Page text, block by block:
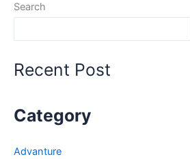
जगह
Places
Search
Recent Post
Category
Advanture